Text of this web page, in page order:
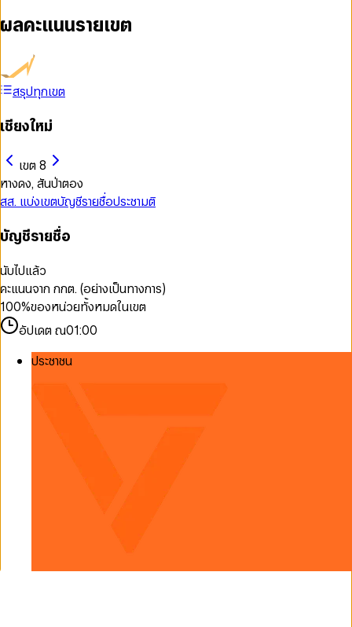
ผลคะแนนรายเขต
สรุปทุกเขต
เชียงใหม่
เขต 8
หางดง, สันป่าตอง
สส. แบ่งเขตบัญชีรายชื่อประชามติ
บัญชีรายชื่อ
นับไปแล้ว
คะแนนจาก กกต. (อย่างเป็นทางการ)
100%ของหน่วยทั้งหมดในเขต
อัปเดต ณ01:00
ประชาชน